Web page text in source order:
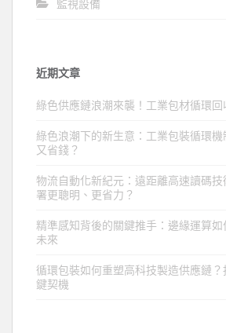
監視設備
近期文章
綠色供應鏈浪潮來襲！工業包材循環回
綠色浪潮下的新生意：工業包裝循環
又省錢？
物流自動化新紀元：遠距離高速讀碼
署更聰明、更省力？
精準感知背後的關鍵推手：邊緣運算
未來
循環包裝如何重塑高科技製造供應鏈
鍵契機